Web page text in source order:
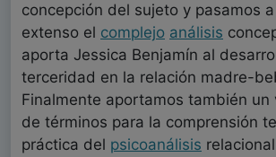
concepción del sujeto y pasamos
extenso el complejo análisis
aporta Jessica Benjamín al
terceridad en la relación madre-
Finalmente aportamos también un
de términos para la comprensión
práctica del psicoanálisis